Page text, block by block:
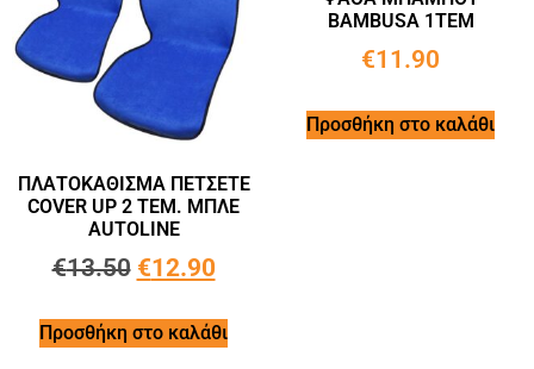
ΠΛΑΤΟΚΑΘΙΣΜΑ ΠΕΤΣΕΤΕ
COVER UP 2 ΤΕΜ. ΜΠΛΕ
AUTOLINE
€13.50 €12.90
Προσθήκη στο καλάθι
BAMBUSA 1ΤΕΜ
€11.90
Προσθήκη στο καλάθι